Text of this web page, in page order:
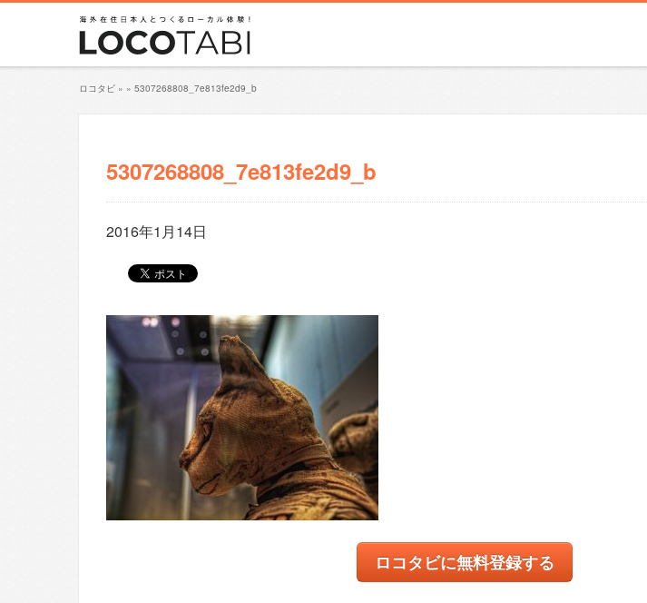
ロコタビ » » 5307268808_7e813fe2d9_b
5307268808_7e813fe2d9_b
2016年1月14日
ロコタビに無料登録する